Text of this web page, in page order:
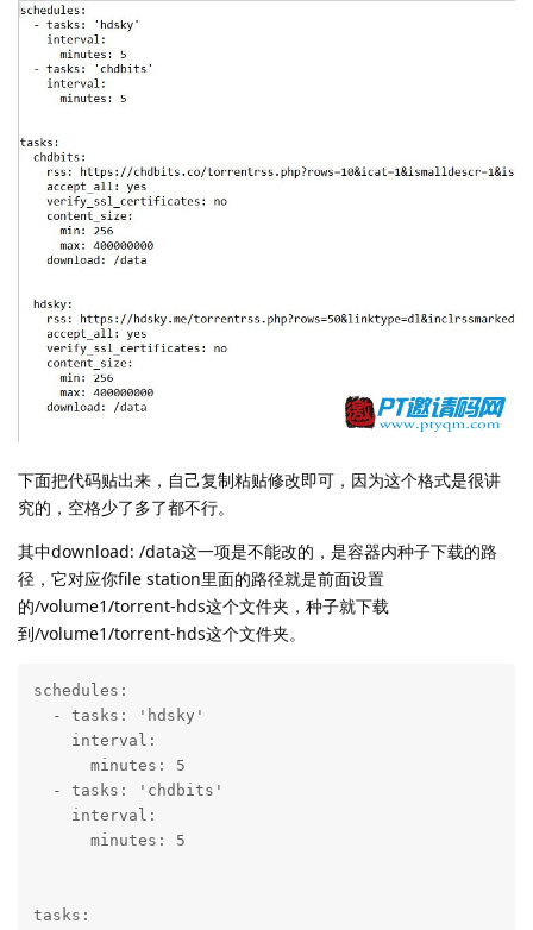
下面把代码贴出来，自己复制粘贴修改即可，因为这个格式是很讲
究的，空格少了多了都不行。
其中download: /data这一项是不能改的，是容器内种子下载的路
径，它对应你file station里面的路径就是前面设置
的/volume1/torrent-hds这个文件夹，种子就下载
到/volume1/torrent-hds这个文件夹。
schedules:
  - tasks: 'hdsky'
    interval:
      minutes: 5
  - tasks: 'chdbits'
    interval:
      minutes: 5
tasks: